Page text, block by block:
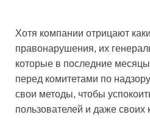
Хотя компании отрицают
правонарушения, их
которые в последние
перед комитетами по
свои методы, чтобы
пользователей и даже своих